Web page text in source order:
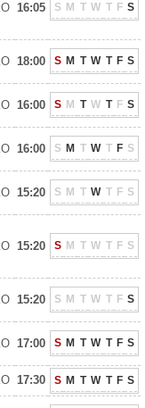
16:05 S M T W T F S
18:00 S M T W T F S
16:00 S M T W T F S
16:00 S M T W T F S
15:20 S M T W T F S
15:20 S M T W T F S
15:20 S M T W T F S
17:00 S M T W T F S
17:30 S M T W T F S